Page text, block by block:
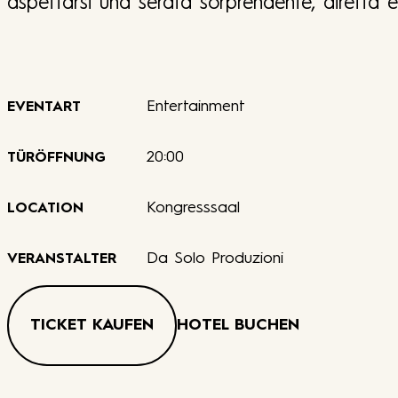
EVENTART Entertainment
TÜRÖFFNUNG 20:00
LOCATION Kongresssaal
VERANSTALTER Da Solo Produzioni
TICKET KAUFEN HOTEL BUCHEN